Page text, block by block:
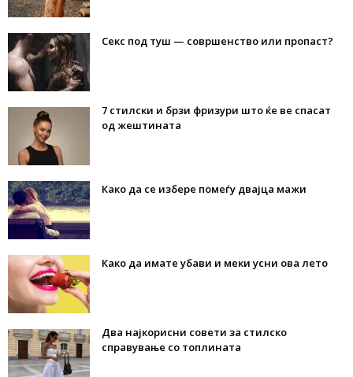
Секс под туш — совршенство или пропаст?
7 стилски и брзи фризури што ќе ве спасат
од жештината
Како да се избере помеѓу двајца мажи
Како да имате убави и меки усни ова лето
Два најкорисни совети за стилско
справување со топлината